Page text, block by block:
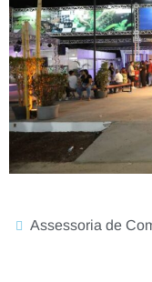
Assessoria de